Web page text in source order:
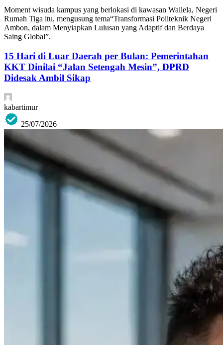
Moment wisuda kampus yang berlokasi di kawasan Wailela, Negeri
Rumah Tiga itu, mengusung tema“Transformasi Politeknik Negeri
Ambon, dalam Menyiapkan Lulusan yang Adaptif dan Berdaya
Saing Global”.
15 Hari di Luar Daerah per Bulan: Pemerintahan
KKT Dinilai “Jalan Setengah Mesin”, DPRD
Didesak Ambil Sikap
kabartimur
25/07/2026